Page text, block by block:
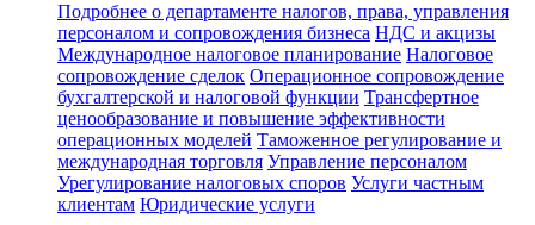
Подробнее о департаменте налогов, права, управления
персоналом и сопровождения бизнеса НДС и акцизы
Международное налоговое планирование Налоговое
сопровождение сделок Операционное сопровождение
бухгалтерской и налоговой функции Трансфертное
ценообразование и повышение эффективности
операционных моделей Таможенное регулирование и
международная торговля Управление персоналом
Урегулирование налоговых споров Услуги частным
клиентам Юридические услуги